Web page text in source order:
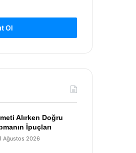
Ol
Alırken Doğru
İpuçları
Ağustos 2026